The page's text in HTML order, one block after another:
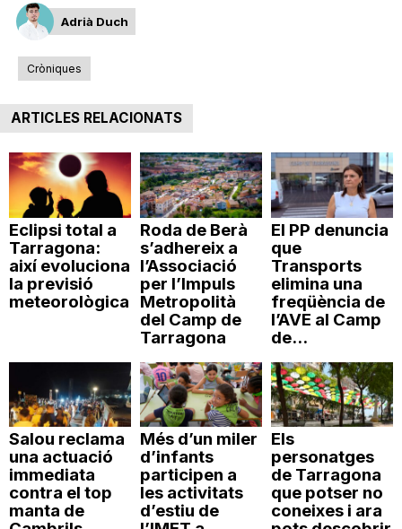
Adrià Duch
Cròniques
ARTICLES RELACIONATS
Eclipsi total a
Tarragona:
així evoluciona
la previsió
meteorològica
Roda de Berà
s’adhereix a
l’Associació
per l’Impuls
Metropolità
del Camp de
Tarragona
El PP denuncia
que
Transports
elimina una
freqüència de
l’AVE al Camp
de...
Salou reclama
una actuació
immediata
contra el top
manta de
Més d’un miler
d’infants
participen a
les activitats
d’estiu de
Els
personatges
de Tarragona
que potser no
coneixes i ara